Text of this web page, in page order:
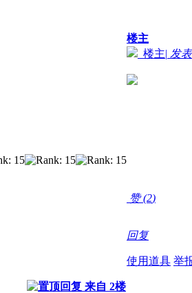
楼主
楼主| 发
赞 (2)
回复
使用道具 举
来自 2楼